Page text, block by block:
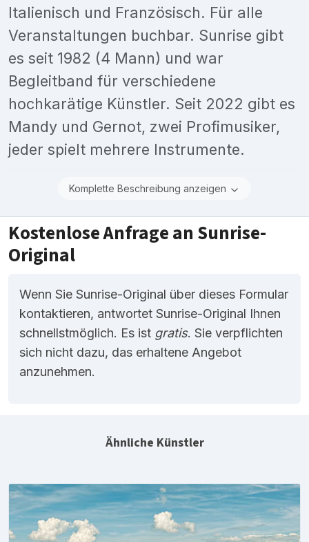
Italienisch und Französisch. Für alle
Veranstaltungen buchbar. Sunrise gibt
es seit 1982 (4 Mann) und war
Begleitband für verschiedene
hochkarätige Künstler. Seit 2022 gibt es
Mandy und Gernot, zwei Profimusiker,
jeder spielt mehrere Instrumente.
Komplette Beschreibung anzeigen
Kostenlose Anfrage an Sunrise-
Original
Wenn Sie Sunrise-Original über dieses Formular
kontaktieren, antwortet Sunrise-Original Ihnen
schnellstmöglich. Es ist gratis. Sie verpflichten
sich nicht dazu, das erhaltene Angebot
anzunehmen.
Ähnliche Künstler